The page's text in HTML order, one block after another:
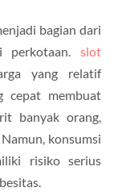
bagian dari
perkotaan.slot
yang relatif
cepat membuat
banyak orang,
konsumsi
risiko serius